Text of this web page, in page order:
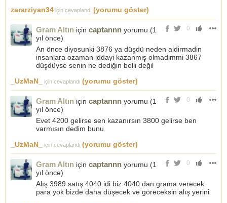
zararziyan34 için cevaplandı (yorumu göster)
0
Gram Altın için captannn yorumu (1
yıl önce)
An önce diyosunki 3876 ya düşdü neden aldirmadin
insanlara ozaman iddayi kazanmiş olmadimmi 3867
düşdüyse senin ne dediğin belli değil
_UzMaN_
için cevaplandı (yorumu göster)
0
Gram Altın için captannn yorumu (1
yıl önce)
Evet 4200 gelirse sen kazanırsın 3800 gelirse ben
varmısın dedim bunu
_UzMaN_
için cevaplandı (yorumu göster)
0
Gram Altın için captannn yorumu (1
yıl önce)
Alış 3989 satış 4040 idi biz 4040 dan grama verecek
para yok bizde daha düşecek ve göreceksin alış yerini